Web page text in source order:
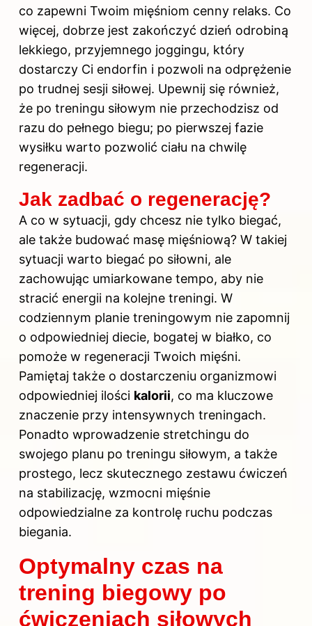
co zapewni Twoim mięśniom cenny relaks. Co
więcej, dobrze jest zakończyć dzień odrobiną
lekkiego, przyjemnego joggingu, który
dostarczy Ci endorfin i pozwoli na odprężenie
po trudnej sesji siłowej. Upewnij się również,
że po treningu siłowym nie przechodzisz od
razu do pełnego biegu; po pierwszej fazie
wysiłku warto pozwolić ciału na chwilę
regeneracji.
Jak zadbać o regenerację?
A co w sytuacji, gdy chcesz nie tylko biegać,
ale także budować masę mięśniową? W takiej
sytuacji warto biegać po siłowni, ale
zachowując umiarkowane tempo, aby nie
stracić energii na kolejne treningi. W
codziennym planie treningowym nie zapomnij
o odpowiedniej diecie, bogatej w białko, co
pomoże w regeneracji Twoich mięśni.
Pamiętaj także o dostarczeniu organizmowi
odpowiedniej ilości kalorii, co ma kluczowe
znaczenie przy intensywnych treningach.
Ponadto wprowadzenie stretchingu do
swojego planu po treningu siłowym, a także
prostego, lecz skutecznego zestawu ćwiczeń
na stabilizację, wzmocni mięśnie
odpowiedzialne za kontrolę ruchu podczas
biegania.
Optymalny czas na
trening biegowy po
ćwiczeniach siłowych